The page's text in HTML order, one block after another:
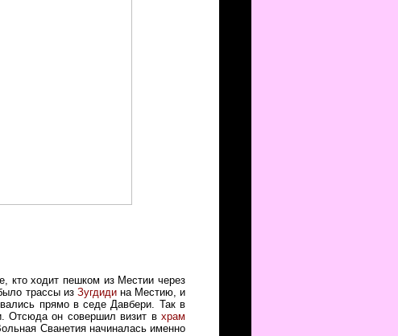
кто ходит пешком из Местии через
трассы из Зугдидина Местию, и
прямо в седе Давбери. Так в
Отсюда он совершил визит в храм
Сванетия начиналась именно